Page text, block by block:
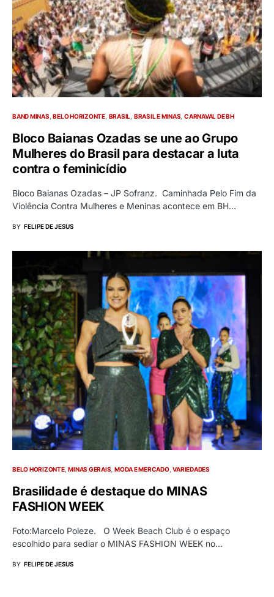
BAND MINAS BELO HORIZONTE BRASIL BRASIL E MINAS CARNAVAL DE BH
Bloco Baianas Ozadas se une ao Grupo
Mulheres do Brasil para destacar a luta
contra o feminicídio
Bloco Baianas Ozadas – JP Sofranz. Caminhada Pelo Fim da
Violência Contra Mulheres e Meninas acontece em BH…
BY FELIPE DE JESUS
BELO HORIZONTE MINAS GERAIS MODA E MERCADO VARIEDADES
Brasilidade é destaque do MINAS
FASHION WEEK
Foto:Marcelo Poleze. O Week Beach Club é o espaço
escolhido para sediar o MINAS FASHION WEEK no…
BY FELIPE DE JESUS